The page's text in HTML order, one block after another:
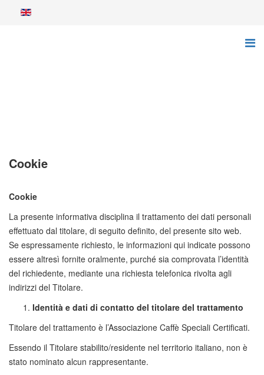
Cookie
Cookie
La presente informativa disciplina il trattamento dei dati personali
effettuato dal titolare, di seguito definito, del presente sito web.
Se espressamente richiesto, le informazioni qui indicate possono
essere altresì fornite oralmente, purché sia comprovata l’identità
del richiedente, mediante una richiesta telefonica rivolta agli
indirizzi del Titolare.
Identità e dati di contatto del titolare del trattamento
Titolare del trattamento è l’Associazione Caffè Speciali Certificati.
Essendo il Titolare stabilito/residente nel territorio italiano, non è
stato nominato alcun rappresentante.